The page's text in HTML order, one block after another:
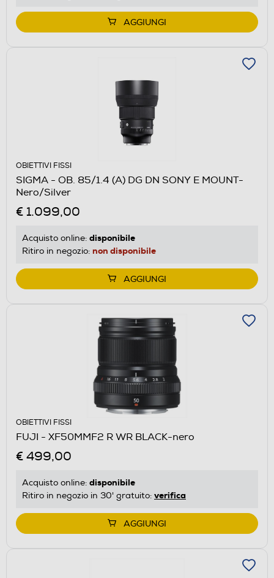
AGGIUNGI
OBIETTIVI FISSI
SIGMA - OB. 85/1.4 (A) DG DN SONY E MOUNT-
Nero/Silver
€ 1.099,00
Acquisto online: disponibile
Ritiro in negozio: non disponibile
AGGIUNGI
OBIETTIVI FISSI
FUJI - XF50MMF2 R WR BLACK-nero
€ 499,00
Acquisto online: disponibile
Ritiro in negozio in 30' gratuito: verifica
AGGIUNGI